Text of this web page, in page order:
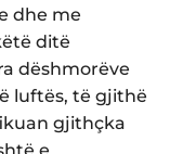
dhe me
ditë
dëshmorëve
luftës, të gjithë
gjithçka